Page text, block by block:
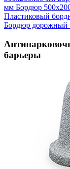
мм Бордюр
Пластиковый
Бордюр дорожный
барьеры